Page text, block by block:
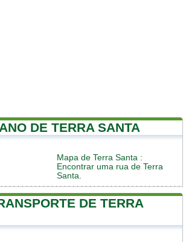
DE TERRA SANTA
Mapa de Terra Santa :
Encontrar uma rua de Terra
Santa.
DE TERRA